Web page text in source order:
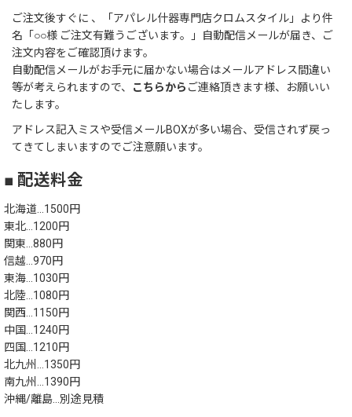
ご注文後すぐに 、「アパレル什器専門店クロムスタイル」より件
名「○○様 ご注文有難うございます。」自動配信メールが届き、ご
注文内容をご確認頂けます。
自動配信メールがお手元に届かない場合はメールアドレス間違い
等が考えられますので、
こちらから ご連絡頂きます様、お願いい
たします。
アドレス記入ミスや受信メールBOXが多い場合、受信されず戻っ
てきてしまいますのでご注意願います。
■ 配送料金
北海道…1500円
東北…1200円
関東…880円
信越…970円
東海…1030円
北陸…1080円
関西…1150円
中国…1240円
四国…1210円
北九州…1350円
南九州…1390円
沖縄/離島…別途見積